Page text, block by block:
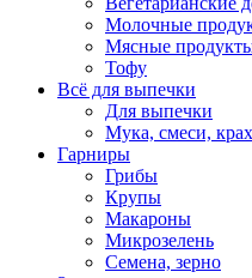
Молочные
Мясные
Тофу
Всё для выпечки
Для выпечки
Мука, смеси,
Гарниры
Грибы
Крупы
Макароны
Микрозелень
Семена, зерно